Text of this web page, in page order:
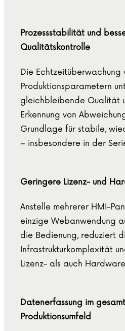
Prozessstabilität und
Qualitätskontrolle
Die Echtzeitüberwachung
Produktionsparametern
gleichbleibende Qualität
Erkennung von
Grundlage für stabile,
– insbesondere in der
Geringere Lizenz- und
Anstelle mehrerer HMI-
einzige Webanwendung
die Bedienung, reduziert
Infrastrukturkomplexität
Lizenz- als auch
Datenerfassung im
Produktionsumfeld